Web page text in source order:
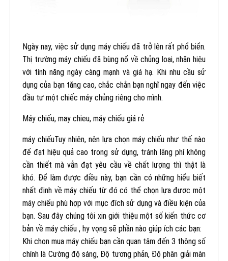
Ngày nay, việc sử dụng máy chiếu đã trở lên rất phổ biển.
Thị trường máy chiếu đã bùng nổ về chủng loại, nhãn hiệu
với tính năng ngày càng mạnh và giá hạ. Khi nhu cầu sử
dụng của bạn tăng cao, chắc chắn bạn nghĩ ngay đến việc
đầu tư một chiếc máy chủng riêng cho mình.
Máy chiếu, may chieu, máy chiếu giá rẻ
máy chiếuTuy nhiên, nên lựa chọn máy chiếu như thế nào
để đạt hiệu quả cao trong sử dụng, tránh lãng phí không
cần thiết mà vẫn đạt yêu cầu về chất lượng thì thật là
khó. Để làm được điều này, bạn cần có những hiểu biết
nhất định về máy chiếu từ đó có thể chọn lựa được một
máy chiếu phù hợp với mục đích sử dụng và điều kiện của
bạn. Sau đây chúng tôi xin giới thiệu một số kiến thức cơ
bản về máy chiếu , hy vọng sẽ phần nào giúp ích các bạn:
Khi chọn mua máy chiếu bạn cần quan tâm đến 3 thông số
chính là Cường độ sáng, Độ tương phản, Độ phân giải màn